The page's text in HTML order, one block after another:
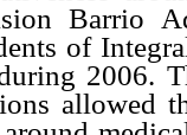
Barrio
of
2006.
allowed